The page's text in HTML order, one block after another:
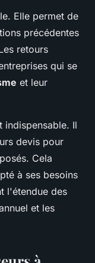
Elle permet de
précédentes
retours
qui se
et leur
indispensable. Il
devis pour
Cela
à ses besoins
l'étendue des
et les